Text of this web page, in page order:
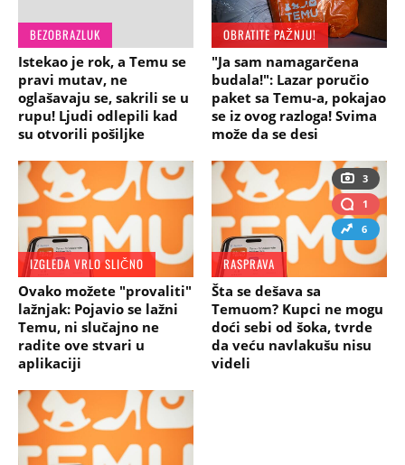
BEZOBRAZLUK
Istekao je rok, a Temu se
pravi mutav, ne
oglašavaju se, sakrili se u
rupu! Ljudi odlepili kad
su otvorili pošiljke
OBRATITE PAŽNJU!
"Ja sam namagarčena
budala!": Lazar poručio
paket sa Temu-a, pokajao
se iz ovog razloga! Svima
može da se desi
IZGLEDA VRLO SLIČNO
Ovako možete "provaliti"
lažnjak: Pojavio se lažni
Temu, ni slučajno ne
radite ove stvari u
aplikaciji
3
1
6
RASPRAVA
Šta se dešava sa
Temuom? Kupci ne mogu
doći sebi od šoka, tvrde
da veću navlakušu nisu
videli